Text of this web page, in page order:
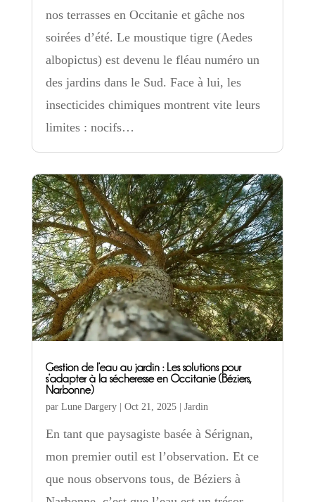
nos terrasses en Occitanie et gâche nos
soirées d’été. Le moustique tigre (Aedes
albopictus) est devenu le fléau numéro un
des jardins dans le Sud. Face à lui, les
insecticides chimiques montrent vite leurs
limites : nocifs…
Gestion de l’eau au jardin : Les solutions pour
s’adapter à la sécheresse en Occitanie (Béziers,
Narbonne)
par Lune Dargery| Oct 21, 2025| Jardin
En tant que paysagiste basée à Sérignan,
mon premier outil est l’observation. Et ce
que nous observons tous, de Béziers à